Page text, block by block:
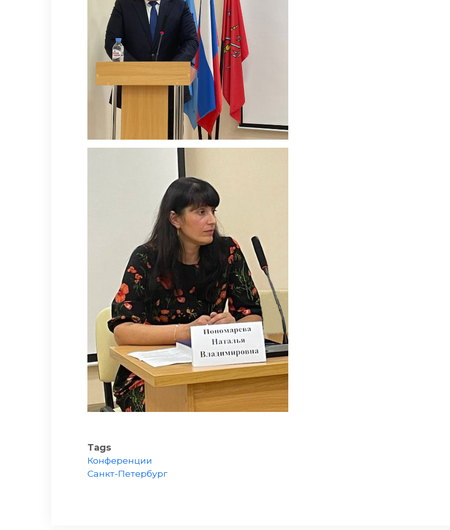
Tags
Конференции
Санкт-Петербург